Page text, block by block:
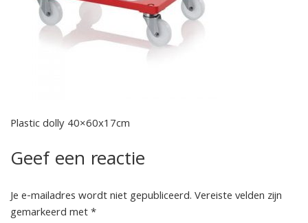
Plastic dolly 40×60x17cm
Geef een reactie
Je e-mailadres wordt niet gepubliceerd.Vereiste velden zijn
gemarkeerd met*